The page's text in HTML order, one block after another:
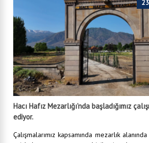
Hacı Hafız Mezarlığı’nda başladığımız
ediyor.
Çalışmalarımız kapsamında mezarlık